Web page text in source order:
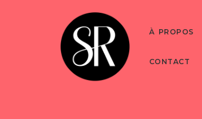
À PROPOS
CONTACT